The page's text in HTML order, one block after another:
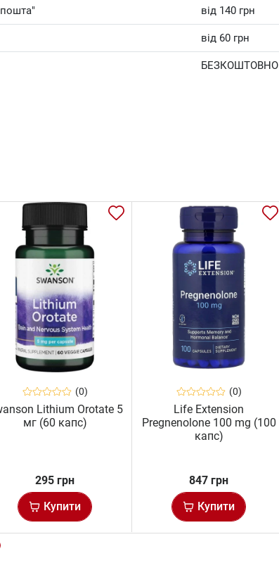
від 140 грн
від 60 грн
БЕЗКОШТОВНО
(0)
Lithium Orotate 5
мг (60 капс)
295 грн
Купити
(0)
Life Extension
Pregnenolone 100 mg (100
капс)
847 грн
Купити